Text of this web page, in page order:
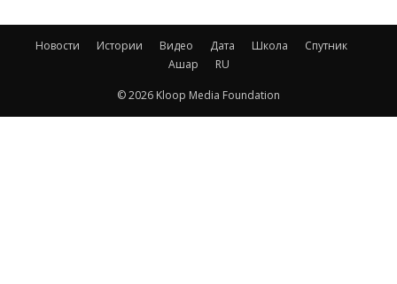
Новости Истории Видео Дата Школа
Спутник
Ашар
RU
© 2026 Kloop Media Foundation